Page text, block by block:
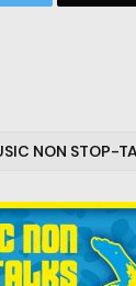
NON STOP-